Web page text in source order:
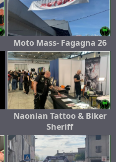
Moto Mass- Fagagna 26
Naonian Tattoo & Biker
Sheriff